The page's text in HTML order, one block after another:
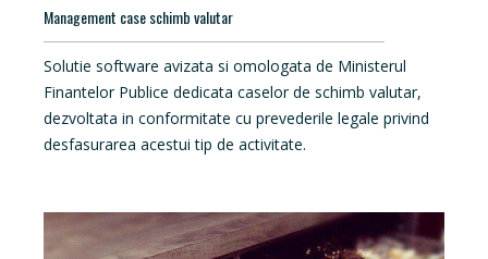
Management case schimb valutar
Solutie software avizata si omologata de Ministerul
Finantelor Publice dedicata caselor de schimb valutar,
dezvoltata in conformitate cu prevederile legale privind
desfasurarea acestui tip de activitate.